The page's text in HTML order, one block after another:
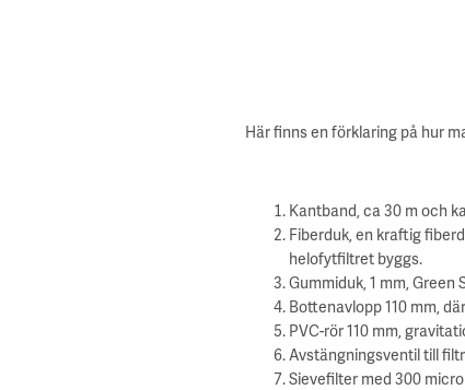
Här finns en förklaring på hur
Kantband, ca 30 m och
Fiberduk, en kraftig
helofytfiltret byggs.
Gummiduk, 1 mm,
Bottenavlopp 110 mm,
PVC-rör 110 mm,
Avstängningsventil till
Sievefilter med 300